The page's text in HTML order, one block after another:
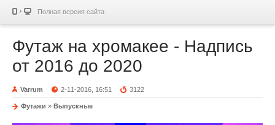
Полная версия сайта
Футаж на хромакее - Надпись
от 2016 до 2020
Varrum 2-11-2016, 16:51 3122
Футажи » Выпускные